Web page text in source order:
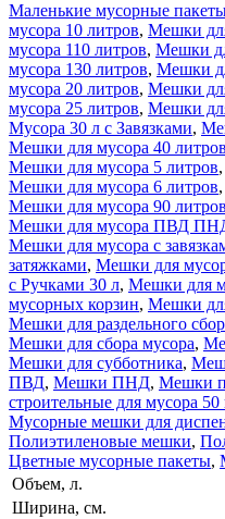
Маленькие мусорные
мусора 10 литров, Мешки
мусора 110 литров, Мешки
мусора 130 литров, Мешки
мусора 20 литров, Мешки
мусора 25 литров, Мешки
Мусора 30 л с Завязками,
Мешки для мусора 40 литров
Мешки для мусора 5 литров,
Мешки для мусора 6 литров,
Мешки для мусора 90 литров
Мешки для мусора ПВД
Мешки для мусора с
затяжками, Мешки для
с Ручками 30 л, Мешки для
мусорных корзин, Мешки
Мешки для раздельного
Мешки для сбора мусора,
Мешки для субботника,
ПВД, Мешки ПНД, Мешки
строительные для мусора 50
Мусорные мешки для
Полиэтиленовые мешки,
Цветные мусорные пакеты,
Объем, л.
Ширина, см.